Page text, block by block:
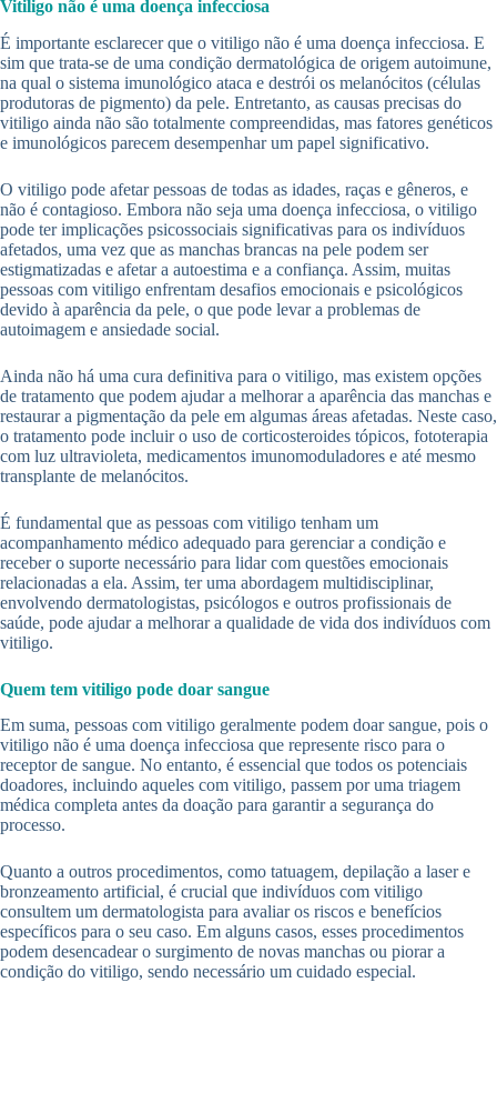
Vitiligo não é uma doença infecciosa
É importante esclarecer que o vitiligo não é uma doença infecciosa. E
sim que trata-se de uma condição dermatológica de origem autoimune,
na qual o sistema imunológico ataca e destrói os melanócitos (células
produtoras de pigmento) da pele. Entretanto, as causas precisas do
vitiligo ainda não são totalmente compreendidas, mas fatores genéticos
e imunológicos parecem desempenhar um papel significativo.
O vitiligo pode afetar pessoas de todas as idades, raças e gêneros, e
não é contagioso. Embora não seja uma doença infecciosa, o vitiligo
pode ter implicações psicossociais significativas para os indivíduos
afetados, uma vez que as manchas brancas na pele podem ser
estigmatizadas e afetar a autoestima e a confiança. Assim, muitas
pessoas com vitiligo enfrentam desafios emocionais e psicológicos
devido à aparência da pele, o que pode levar a problemas de
autoimagem e ansiedade social.
Ainda não há uma cura definitiva para o vitiligo, mas existem opções
de tratamento que podem ajudar a melhorar a aparência das manchas e
restaurar a pigmentação da pele em algumas áreas afetadas. Neste caso,
o tratamento pode incluir o uso de corticosteroides tópicos, fototerapia
com luz ultravioleta, medicamentos imunomoduladores e até mesmo
transplante de melanócitos.
É fundamental que as pessoas com vitiligo tenham um
acompanhamento médico adequado para gerenciar a condição e
receber o suporte necessário para lidar com questões emocionais
relacionadas a ela. Assim, ter uma abordagem multidisciplinar,
envolvendo dermatologistas, psicólogos e outros profissionais de
saúde, pode ajudar a melhorar a qualidade de vida dos indivíduos com
vitiligo.
Quem tem vitiligo pode doar sangue
Em suma, pessoas com vitiligo geralmente podem doar sangue, pois o
vitiligo não é uma doença infecciosa que represente risco para o
receptor de sangue. No entanto, é essencial que todos os potenciais
doadores, incluindo aqueles com vitiligo, passem por uma triagem
médica completa antes da doação para garantir a segurança do
processo.
Quanto a outros procedimentos, como tatuagem, depilação a laser e
bronzeamento artificial, é crucial que indivíduos com vitiligo
consultem um dermatologista para avaliar os riscos e benefícios
específicos para o seu caso. Em alguns casos, esses procedimentos
podem desencadear o surgimento de novas manchas ou piorar a
condição do vitiligo, sendo necessário um cuidado especial.